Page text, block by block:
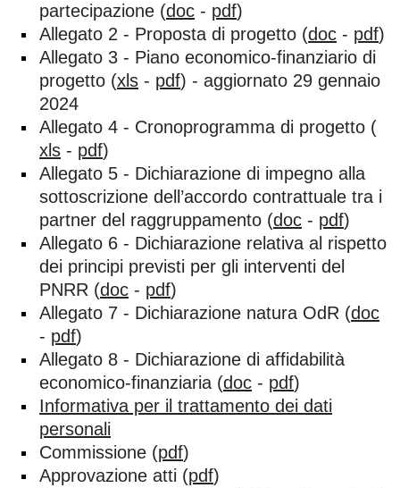
partecipazione (doc - pdf)
Allegato 2 - Proposta di progetto (doc - pdf)
Allegato 3 - Piano economico-finanziario di
progetto (xls - pdf) - aggiornato 29 gennaio
2024
Allegato 4 - Cronoprogramma di progetto (
xls - pdf)
Allegato 5 - Dichiarazione di impegno alla
sottoscrizione dell’accordo contrattuale tra i
partner del raggruppamento (doc - pdf)
Allegato 6 - Dichiarazione relativa al rispetto
dei principi previsti per gli interventi del
PNRR (doc - pdf)
Allegato 7 - Dichiarazione natura OdR (doc
- pdf)
Allegato 8 - Dichiarazione di affidabilità
economico-finanziaria (doc - pdf)
Informativa per il trattamento dei dati
personali
Commissione (pdf)
Approvazione atti (pdf)